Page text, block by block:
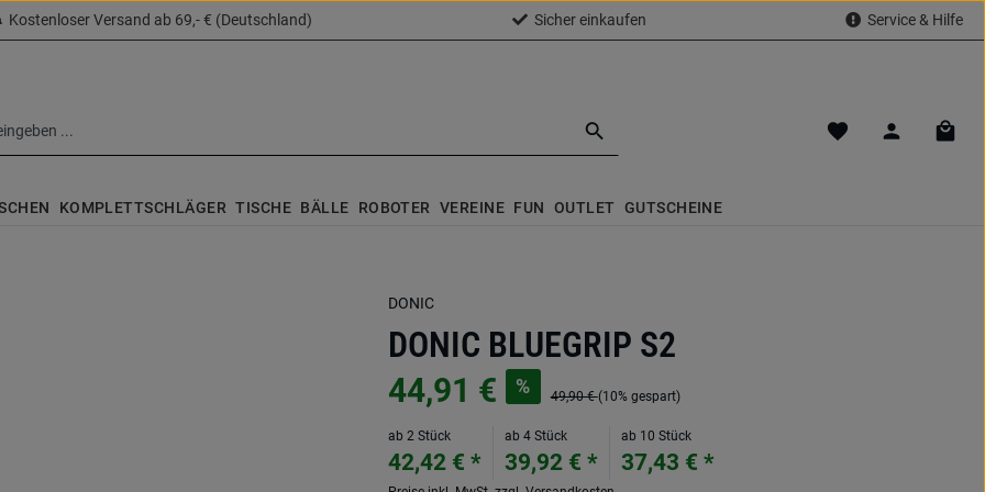
Kostenloser Versand ab 69,- € (Deutschland) Sicher einkaufen Service & Hilfe
Du hast 0 Produkte
KOMPLETTSCHLÄGER TISCHE BÄLLE ROBOTER VEREINE FUN OUTLET GUTSCHEINE
DONIC
DONIC BLUEGRIP S2
44,91 € % 49,90 €(10% gespart)
ab 2 Stück
42,42 € *
ab 4 Stück
39,92 € *
ab 10 Stück
37,43 € *